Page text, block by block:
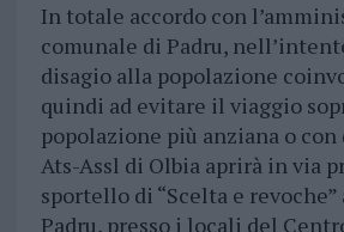
In totale accordo con
comunale di Padru,
disagio alla popolazione
quindi ad evitare il viaggio
popolazione più anziana o
Ats-Assl di Olbia aprirà in via
sportello di “Scelta e revoche”
Padru, presso i locali del